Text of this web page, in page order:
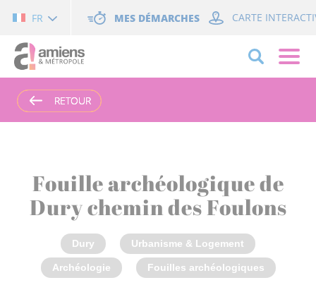
FR MES DÉMARCHES CARTE
RETOUR
RETOUR
RETOUR
Fouille archéologique de
Dury chemin des Foulons
Dury Urbanisme & Logement
Archéologie Fouilles archéologiques